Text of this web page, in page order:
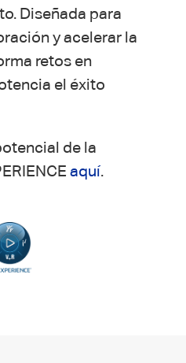
Diseñada para
y acelerar la
retos en
el éxito
de la
aquí.